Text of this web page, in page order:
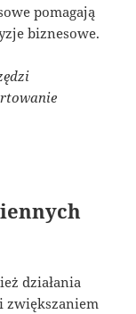
pomagają
biznesowe.
działania
zwiększaniem